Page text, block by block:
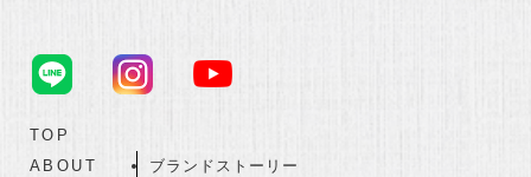
TOP
ABOUT
ブランドストーリー